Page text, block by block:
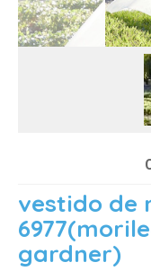
vestido de
6977
gardner)